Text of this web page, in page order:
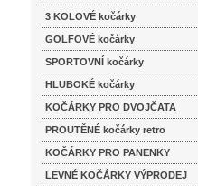
3 KOLOVÉ kočárky
GOLFOVÉ kočárky
SPORTOVNÍ kočárky
HLUBOKÉ kočárky
KOČÁRKY PRO DVOJČATA
PROUTĚNÉ kočárky retro
KOČÁRKY PRO PANENKY
LEVNÉ KOČÁRKY VÝPRODEJ